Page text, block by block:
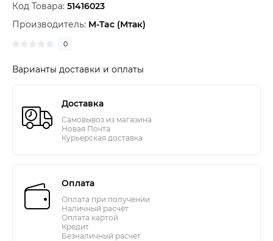
Код Товара: 51416023
Производитель: M-Tac (Мтак)
0
Варианты доставки и оплаты
Доставка
Самовывоз из магазина
Новая Почта
Курьерская доставка
Оплата
Оплата при получении
Наличный расчёт
Оплата картой
Кредит
Безналичный расчет